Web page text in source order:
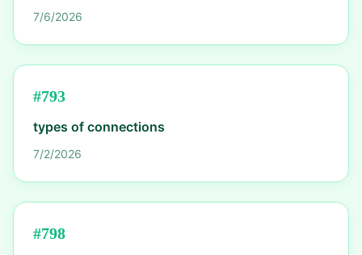
7/6/2026
#793
types of connections
7/2/2026
#798